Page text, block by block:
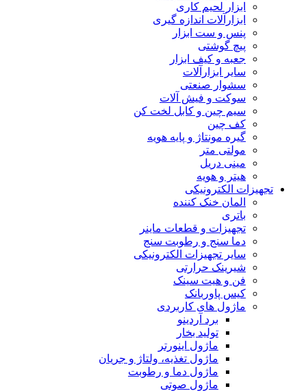
ابزار لحیم کاری
ابزارآلات اندازه گیری
پنس و ست ابزار
پیچ گوشتی
جعبه و کیف ابزار
سایر ابزارآلات
سشوار صنعتی
سوکت و فیش آلات
سیم چین و کابل لخت کن
کف چین
گیره مونتاژ و پایه هویه
مولتی متر
مینی دریل
هیتر و هویه
تجهیزات الکترونیکی
المان خنک کننده
باتری
تجهیزات و قطعات ماینر
دما سنج و رطوبت سنج
سایر تجهیزات الکترونیکی
شیرینک حرارتی
فن و هیت سینک
کیس پاوربانک
ماژول های کاربردی
برد آردینو
تولید بخار
ماژول اینورتر
ماژول تغذیه، ولتاژ و جریان
ماژول دما و رطوبت
ماژول صوتی